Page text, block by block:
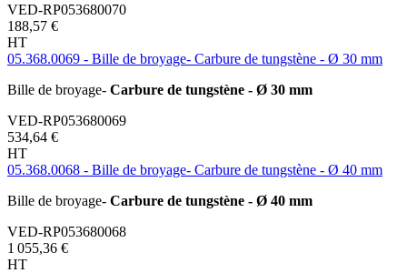
VED-RP053680070
188,57 €
HT
05.368.0069 - Bille de broyage- Carbure de tungstène - Ø 30 mm
Bille de broyage- Carbure de tungstène - Ø 30 mm
VED-RP053680069
534,64 €
HT
05.368.0068 - Bille de broyage- Carbure de tungstène - Ø 40 mm
Bille de broyage- Carbure de tungstène - Ø 40 mm
VED-RP053680068
1 055,36 €
HT